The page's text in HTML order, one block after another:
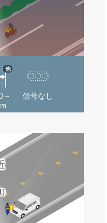
～
他
信号なし